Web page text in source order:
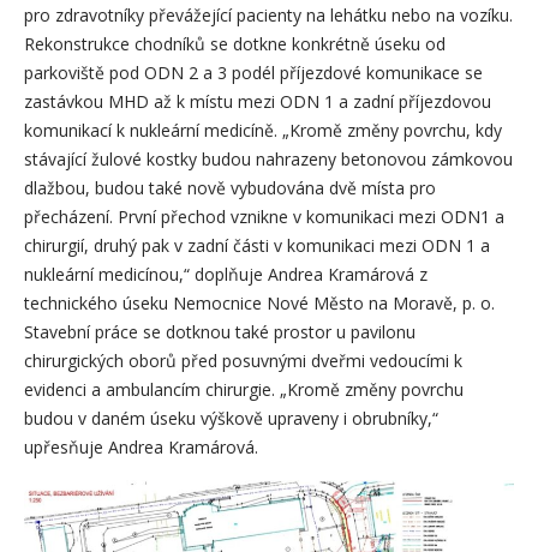
pro zdravotníky převážející pacienty na lehátku nebo na vozíku.
Rekonstrukce chodníků se dotkne konkrétně úseku od
parkoviště pod ODN 2 a 3 podél příjezdové komunikace se
zastávkou MHD až k místu mezi ODN 1 a zadní příjezdovou
komunikací k nukleární medicíně. „Kromě změny povrchu, kdy
stávající žulové kostky budou nahrazeny betonovou zámkovou
dlažbou, budou také nově vybudována dvě místa pro
přecházení. První přechod vznikne v komunikaci mezi ODN1 a
chirurgií, druhý pak v zadní části v komunikaci mezi ODN 1 a
nukleární medicínou,“ doplňuje Andrea Kramárová z
technického úseku Nemocnice Nové Město na Moravě, p. o.
Stavební práce se dotknou také prostor u pavilonu
chirurgických oborů před posuvnými dveřmi vedoucími k
evidenci a ambulancím chirurgie. „Kromě změny povrchu
budou v daném úseku výškově upraveny i obrubníky,“
upřesňuje Andrea Kramárová.